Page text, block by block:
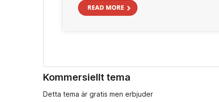
Kommersiellt tema
Detta tema är gratis men erbjuder